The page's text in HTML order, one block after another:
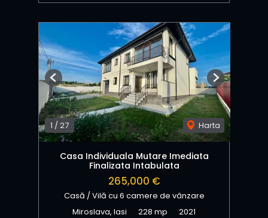
1 /27 Harta
Previous Next
Casa Individuala Mutare Imediata
Finalizata Intabulata
265,000 €
Casă / Vilă cu 6 camere de vânzare
Miroslava, Iasi
228 mp 2021